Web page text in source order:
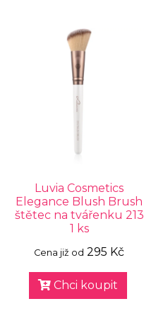
Luvia Cosmetics
Elegance Blush Brush
štětec na tvářenku 213
1 ks
Cena již od 295 Kč
Chci koupit